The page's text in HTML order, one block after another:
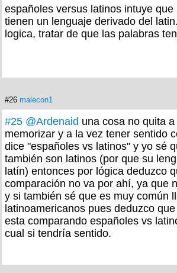
españoles versus latinos intuye
tienen un lenguaje derivado del
logica, tratar de que las palabras
#26 malecon1
#25 @Ardenaid una cosa no quita
memorizar y a la vez tener sentido
dice "españoles vs latinos" y yo sé
también son latinos (por que su
latín) entonces por lógica deduzco
comparación no va por ahí, ya que
y si también sé que es muy común
latinoamericanos pues deduzco
esta comparando españoles vs
cual si tendría sentido.